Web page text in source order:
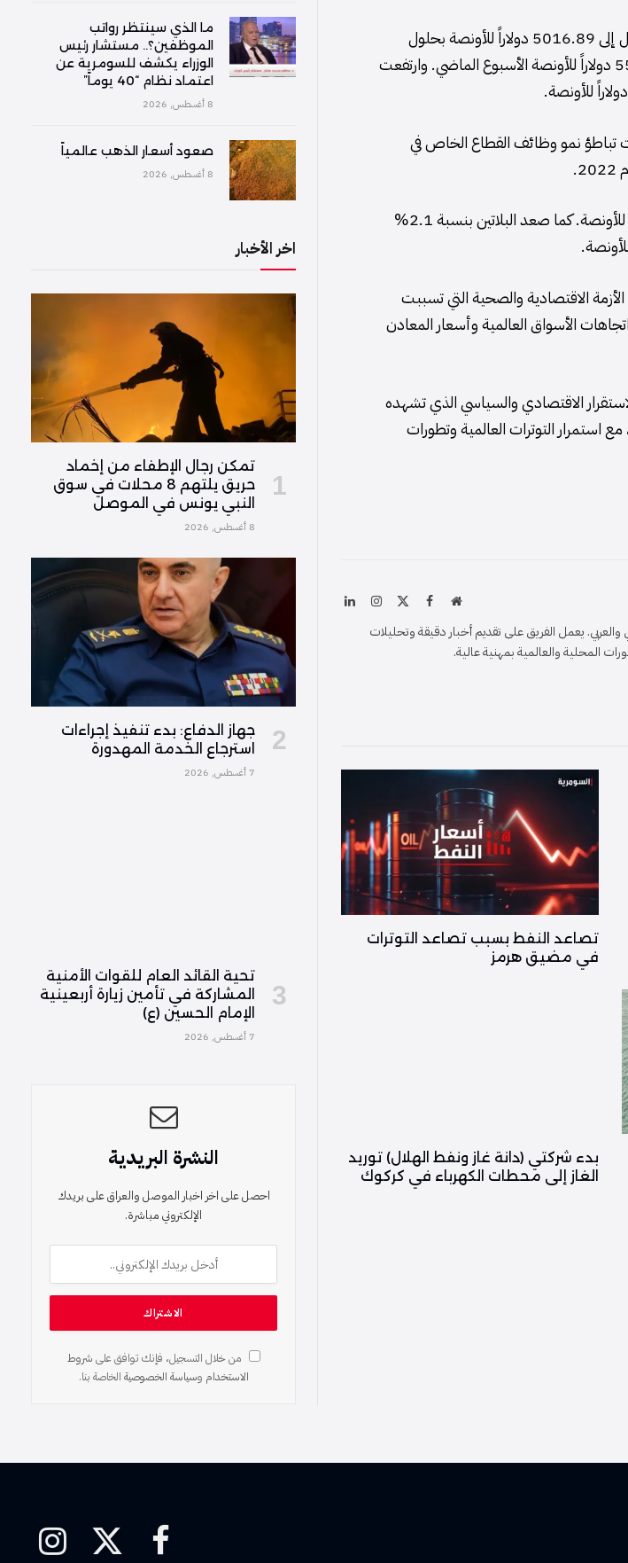
وفي سوق الذهب العالمية، سجل الذهب في المعاملات الفورية ارتفاعًا بنسبة 1.1% ليصل إلى 5016.89 دولاراً للأونصة بحلول
الساعة 00:39 بتوقيت غرينتش. وهذا بعد أن وصل إلى مستوى قياسي قدره 5594.82 دولاراً للأونصة الأسبوع الماضي. وارتفعت
تباطؤ نمو وظائف القطاع الخاص في
بالنسبة للمعادن النفيسة الأخرى، ارتفعت الفضة بنسبة 2.1% لتصل إلى 89.88 دولاراً للأونصة. كما صعد البلاتين بنسبة 2.1%
الاقتصادية والصحية التي تسببت
الأسواق العالمية وأسعار المعادن
الاقتصادي والسياسي الذي تشهده
استمرار التوترات العالمية وتطورات
موقعفيسبوك الانستغرام
لينكدإن
يعمل الفريق على تقديم أخبار دقيقة وتحليلات
المحلية والعالمية بمهنية عالية.
تصاعد النفط بسبب تصاعد التوترات
في مضيق هرمز
بدء شركتي (دانة غاز ونفط الهلال) توريد
الغاز إلى محطات الكهرباء في كركوك
ما الذي سينتظر رواتب
الموظفين؟.. مستشار رئيس
الوزراء يكشف للسومرية عن
اعتماد نظام “40 يوماً”
8 أغسطس, 2026
صعود أسعار الذهب عالمياً
8 أغسطس, 2026
اخر الأخبار
تمكن رجال الإطفاء من إخماد
حريق يلتهم 8 محلات في سوق
النبي يونس في الموصل
8 أغسطس, 2026
جهاز الدفاع: بدء تنفيذ إجراءات
استرجاع الخدمة المهدورة
7 أغسطس, 2026
تحية القائد العام للقوات الأمنية
المشاركة في تأمين زيارة أربعينية
الإمام الحسين (ع)
7 أغسطس, 2026
النشرة البريدية
احصل على اخر اخبار الموصل والعراق على بريدك
الإلكتروني مباشرة.
من خلال التسجيل، فإنك توافق على شروط
الاستخدام وسياسة الخصوصية الخاصة بنا.
فيسبوك
X
الانستغرام